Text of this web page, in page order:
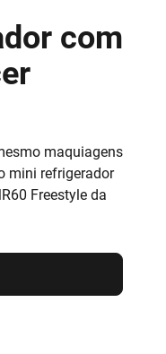
com
maquiagens
mini refrigerador
Freestyle da